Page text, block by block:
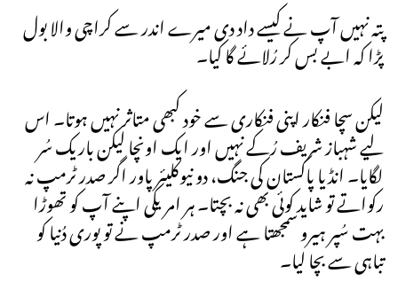
پتہ نہیں آپ نے کیسے داد دی میرے اندر سے کراچی والا بول
پڑا کہ ابے بس کر رُلائے گا کیا۔
لیکن سچا فنکار اپنی فنکاری سے خود کبھی متاثر نہیں ہوتا۔ اس
لیے شہباز شریف رُکے نہیں اور ایک اونچا لیکن باریک سُر
لگایا۔ انڈیا پاکستان کی جنگ، دو نیوکلیئر پاور اگر صدر ٹرمپ نہ
رکواتے تو شاید کوئی بھی نہ بچتا۔ ہر امریکی اپنے آپ کو تھوڑا
بہت سُپر ہیرو سمجھتا ہے اور صدر ٹرمپ نے تو پوری دُنیا کو
تباہی سے بچا لیا۔